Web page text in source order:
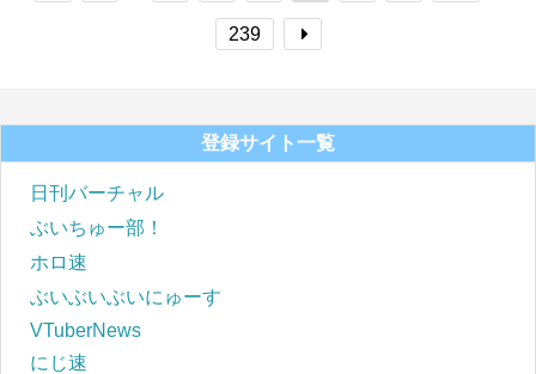
239
登録サイト一覧
日刊バーチャル
ぶいちゅー部！
ホロ速
ぶいぶいぶいにゅーす
VTuberNews
にじ速